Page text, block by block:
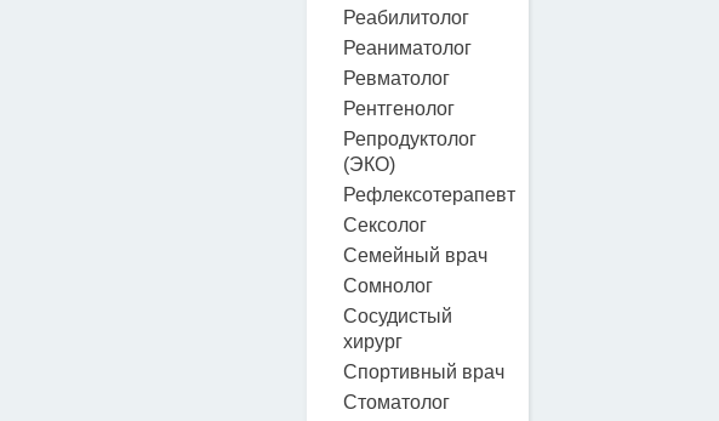
Реабилитолог
Реаниматолог
Ревматолог
Рентгенолог
Репродуктолог
(ЭКО)
Рефлексотерапевт
Сексолог
Семейный врач
Сомнолог
Сосудистый
хирург
Спортивный врач
Стоматолог